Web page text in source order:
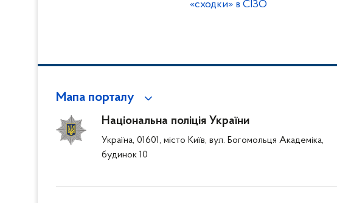
«сходки» в СІЗО
Мапа порталу
Національна поліція України
Україна, 01601, місто Київ, вул. Богомольця Академіка,
будинок 10